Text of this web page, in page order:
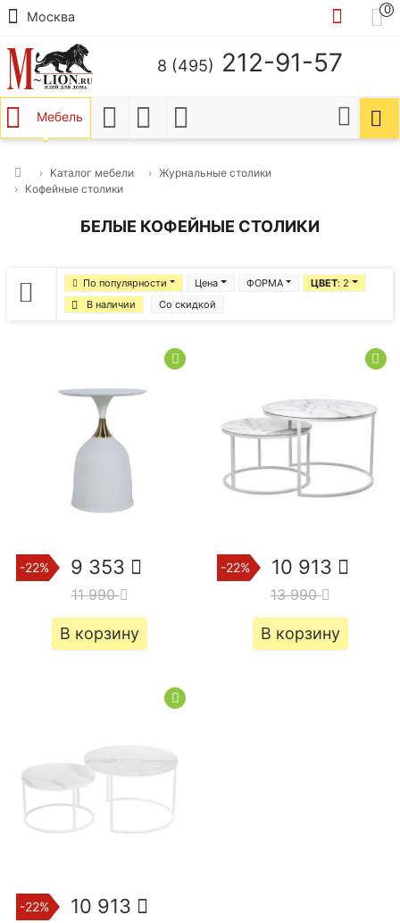
Москва
0
8 (495) 212-91-57
Мебель
Каталог мебели
Журнальные столики
Кофейные столики
БЕЛЫЕ КОФЕЙНЫЕ СТОЛИКИ
По популярности
Цена
В наличии
Со скидкой
ФОРМА ЦВЕТ: 2
-22% 9 353
11 990
В корзину
-22% 10 913
13 990
В корзину
-22% 10 913